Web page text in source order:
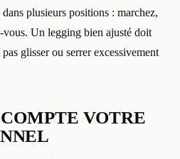
plusieurs positions : marchez,
vous. Un legging bien ajusté doit
glisser ou serrer excessivement
VOTRE